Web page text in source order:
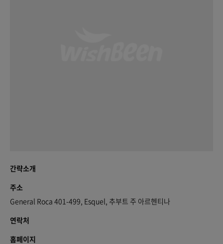
간략소개
주소
General Roca 401-499, Esquel, 추부트 주 아르헨티나
연락처
홈페이지